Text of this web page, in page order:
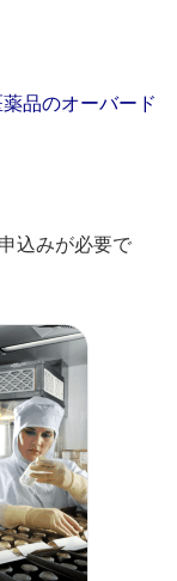
品のオーバード
込みが必要で